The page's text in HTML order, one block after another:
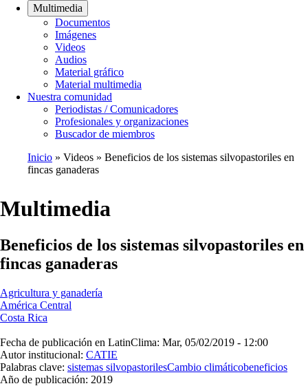
Multimedia
Documentos
Imágenes
Videos
Audios
Material gráfico
Material multimedia
Nuestra comunidad
Periodistas / Comunicadores
Profesionales y organizaciones
Buscador de miembros
Ruta
navegación
Inicio Videos
Beneficios de los sistemas silvopastoriles en
fincas ganaderas
Multimedia
Beneficios de los sistemas silvopastoriles en
fincas ganaderas
Agricultura y ganadería
América Central
Costa Rica
Fecha de publicación en LatinClima: Mar, 05/02/2019 - 12:00
Autor institucional: CATIE
Palabras clave: sistemas silvopastorilesCambio climáticobeneficios
Año de publicación: 2019